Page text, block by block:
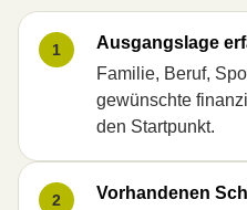
1
Ausgangslage
Familie, Beruf,
gewünschte
den Startpunkt.
2
Vorhandenen